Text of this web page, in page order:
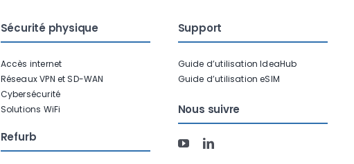
Sécurité physique
Accès internet
Réseaux VPN et SD-WAN
Cybersécurité
Solutions WiFi
Refurb
Support
Guide d’utilisation IdeaHub
Guide d’utilisation eSIM
Nous suivre